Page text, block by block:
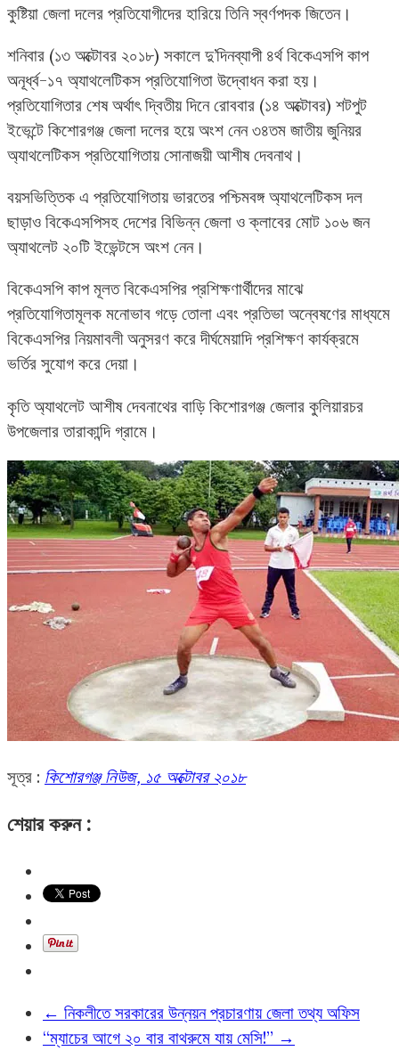
কুষ্টিয়া জেলা দলের প্রতিযোগীদের হারিয়ে তিনি স্বর্ণপদক জিতেন।
শনিবার (১৩ অক্টোবর ২০১৮) সকালে দু’দিনব্যাপী ৪র্থ বিকেএসপি কাপ
অনূর্ধ্ব-১৭ অ্যাথলেটিকস প্রতিযোগিতা উদ্বোধন করা হয়।
প্রতিযোগিতার শেষ অর্থাৎ দ্বিতীয় দিনে রোববার (১৪ অক্টোবর) শটপুট
ইভেন্টে কিশোরগঞ্জ জেলা দলের হয়ে অংশ নেন ৩৪তম জাতীয় জুনিয়র
অ্যাথলেটিকস প্রতিযোগিতায় সোনাজয়ী আশীষ দেবনাথ।
বয়সভিত্তিক এ প্রতিযোগিতায় ভারতের পশ্চিমবঙ্গ অ্যাথলেটিকস দল
ছাড়াও বিকেএসপিসহ দেশের বিভিন্ন জেলা ও ক্লাবের মোট ১০৬ জন
অ্যাথলেট ২০টি ইভেন্টসে অংশ নেন।
বিকেএসপি কাপ মূলত বিকেএসপির প্রশিক্ষণার্থীদের মাঝে
প্রতিযোগিতামূলক মনোভাব গড়ে তোলা এবং প্রতিভা অন্বেষণের মাধ্যমে
বিকেএসপির নিয়মাবলী অনুসরণ করে দীর্ঘমেয়াদি প্রশিক্ষণ কার্যক্রমে
ভর্তির সুযোগ করে দেয়া।
কৃতি অ্যাথলেট আশীষ দেবনাথের বাড়ি কিশোরগঞ্জ জেলার কুলিয়ারচর
উপজেলার তারাকান্দি গ্রামে।
সূত্র : কিশোরগঞ্জ নিউজ, ১৫ অক্টোবর ২০১৮
শেয়ার করুন :
← নিকলীতে সরকারের উন্নয়ন প্রচারণায় জেলা তথ্য অফিস
“ম্যাচের আগে ২০ বার বাথরুমে যায় মেসি!” →